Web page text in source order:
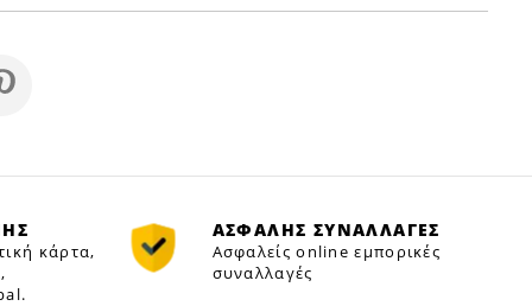
κάρτα,
ΑΣΦΑΛΗΣ ΣΥΝΑΛΛΑΓΕΣ
Ασφαλείς online εμπορικές
συναλλαγές